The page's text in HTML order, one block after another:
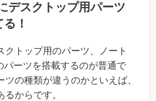
デスクトップ用パーツ
！
クトップ用のパーツ、ノート
パーツを搭載するのが普通で
の種類が違うのかといえば、
からです。